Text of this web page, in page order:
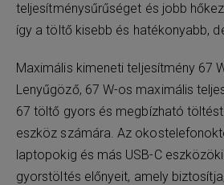
teljesítménysűrűséget és jobb
így a töltő kisebb és hatékonyabb,
Maximális kimeneti teljesítmény 67
Lenyűgöző, 67 W-os maximális
67 töltő gyors és megbízható
eszköz számára. Az
laptopokig és más USB-C
gyorstöltés előnyeit, amely